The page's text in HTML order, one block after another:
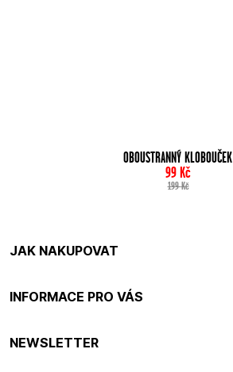
OBOUSTRANNÝ KLOBOUČEK
99Kč
199Kč
JAK NAKUPOVAT
INFORMACE PRO VÁS
NEWSLETTER